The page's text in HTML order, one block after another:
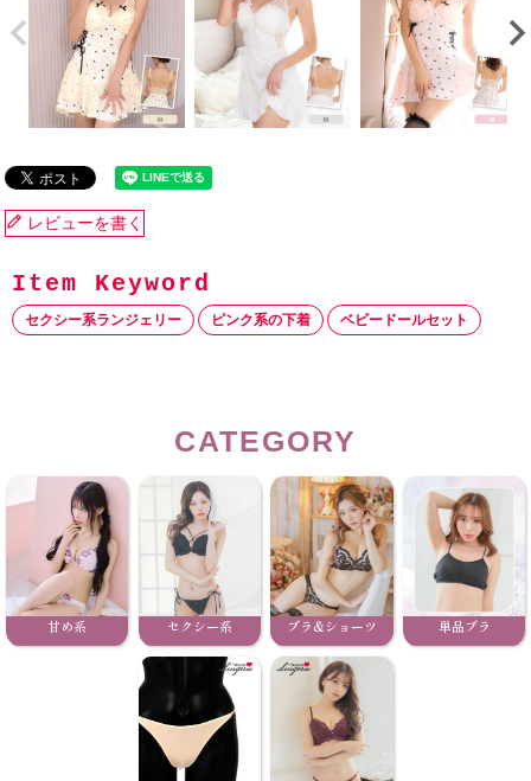
レビューを書く
セクシー系ランジェリー ピンク系の下着 ベビードールセット
CATEGORY
甘め系 セクシー系 ブラ&ショーツ 単品ブラ